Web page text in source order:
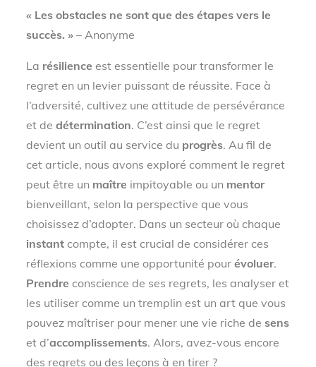
« Les obstacles ne sont que des étapes vers le
succès. » – Anonyme
La résilience est essentielle pour transformer le
regret en un levier puissant de réussite. Face à
l’adversité, cultivez une attitude de persévérance
et dedétermination. C’est ainsi que le regret
devient un outil au service du progrès. Au fil de
cet article, nous avons exploré comment le regret
peut être un maître impitoyable ou un mentor
bienveillant, selon la perspective que vous
choisissez d’adopter. Dans un secteur où chaque
instant compte, il est crucial de considérer ces
réflexions comme une opportunité pourévoluer.
Prendre conscience de ses regrets, les analyser et
les utiliser comme un tremplin est un art que vous
pouvez maîtriser pour mener une vie riche desens
et d’accomplissements. Alors, avez-vous encore
des regrets ou des leçons à en tirer ?